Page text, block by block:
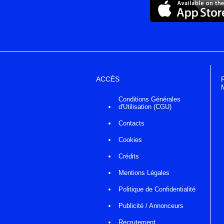
ACCÈS
Conditions Générales
d'Utilisation (CGU)
Contacts
Cookies
Crédits
Mentions Légales
Politique de Confidentialité
Publicité / Annonceurs
Recrutement